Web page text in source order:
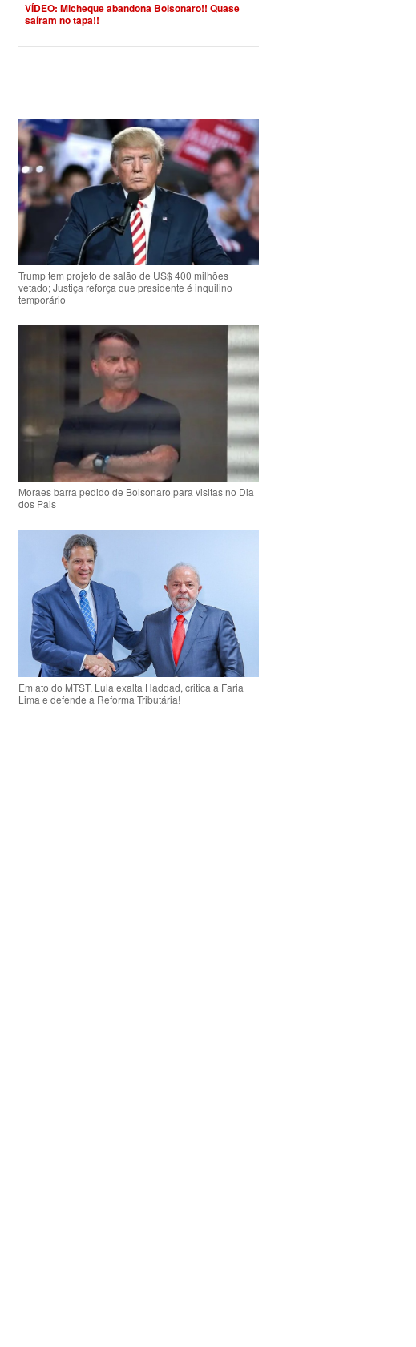
VÍDEO: Micheque abandona Bolsonaro!! Quase
saíram no tapa!!
Trump tem projeto de salão de US$ 400 milhões
vetado; Justiça reforça que presidente é inquilino
temporário
Moraes barra pedido de Bolsonaro para visitas no Dia
dos Pais
Em ato do MTST, Lula exalta Haddad, critica a Faria
Lima e defende a Reforma Tributária!